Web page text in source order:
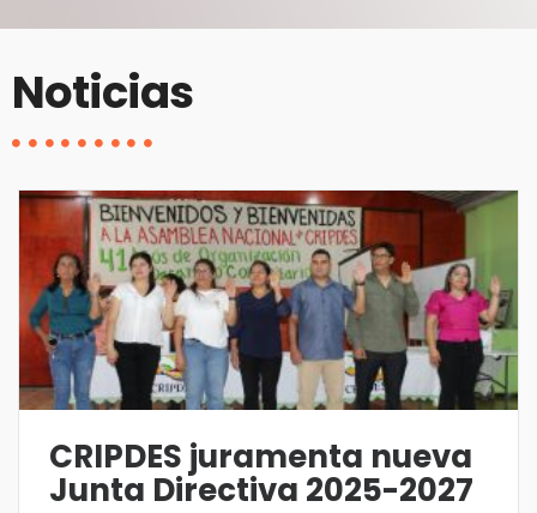
Noticias
CRIPDES juramenta nueva
Junta Directiva 2025-2027